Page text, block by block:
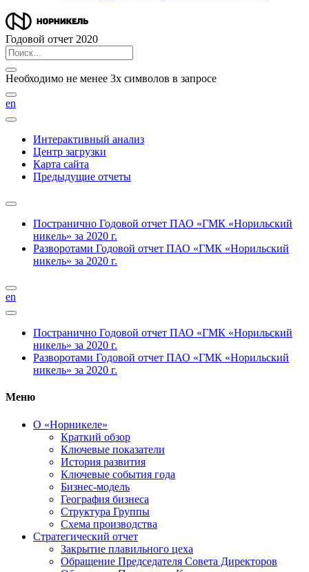
Годовой отчет 2020
Необходимо не менее 3х символов в запросе
en
Интерактивный анализ
Центр загрузки
Карта сайта
Предыдущие отчеты
Постранично Годовой отчет ПАО «ГМК «Норильский
никель» за 2020 г.
Разворотами Годовой отчет ПАО «ГМК «Норильский
никель» за 2020 г.
en
Постранично Годовой отчет ПАО «ГМК «Норильский
никель» за 2020 г.
Разворотами Годовой отчет ПАО «ГМК «Норильский
никель» за 2020 г.
Меню
О «Норникеле»
Краткий обзор
Ключевые показатели
История развития
Ключевые события года
Бизнес-модель
География бизнеса
Структура Группы
Схема производства
Стратегический отчет
Закрытие плавильного цеха
Обращение Председателя Совета Директоров